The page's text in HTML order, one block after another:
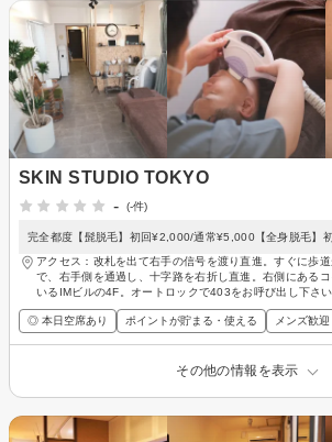
SKIN STUDIO TOKYO
-
(-件)
完全都度【髭脱毛】初回¥2,000/通常¥5,000【全身脱毛】
アクセス：改札を出て右手の信号を渡り直進。すぐに歩
で、右手側を通過し、十字路を右折し直進。右側にある
いるIMビルの4F。オートロックで403をお呼び出し下さい
◎ 本日空席あり ポイントが貯まる・使える メンズ歓迎
その他の情報を表示